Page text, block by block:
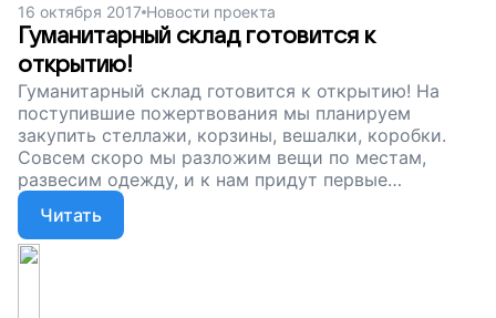
16 октября 2017 Новости проекта
Гуманитарный склад готовится к
открытию!
Гуманитарный склад готовится к открытию! На
поступившие пожертвования мы планируем
закупить стеллажи, корзины, вешалки, коробки.
Совсем скоро мы разложим вещи по местам,
развесим одежду, и к нам придут первые
посетители! Сейчас нам осталось совсем чуть-
чуть: собрать остаток суммы, чтобы окончательно
оборудовать склад. Помогите людям,
переживающим непростые времена, поддержите
Читать